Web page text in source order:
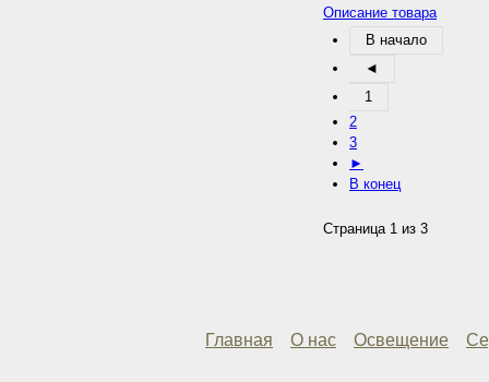
Описание товара
В начало
◄
1
2
3
►
В конец
Страница 1 из 3
Главная О нас Освещение